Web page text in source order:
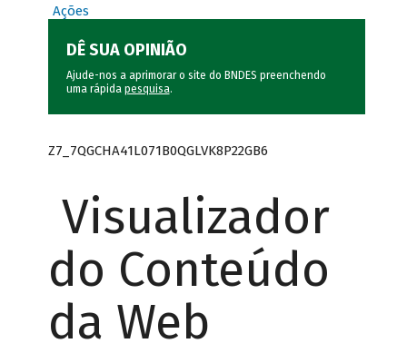
Ações
DÊ SUA OPINIÃO
Ajude-nos a aprimorar o site do BNDES preenchendo
uma rápida pesquisa.
Z7_7QGCHA41L071B0QGLVK8P22GB6
Visualizador
do Conteúdo
da Web